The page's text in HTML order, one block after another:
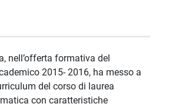
nell’offerta formativa del
2015- 2016, ha messo a
del corso di laurea
con caratteristiche